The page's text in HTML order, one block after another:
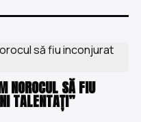
NOROCUL SĂ FIU
TALENTAȚI”